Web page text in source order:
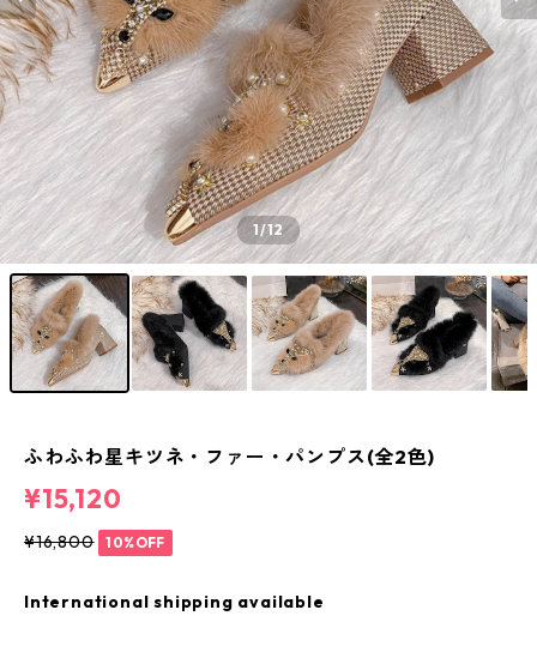
1/12
ふわふわ星キツネ・ファー・パンプス(全2色)
¥15,120
¥16,800 10%OFF
International shipping available